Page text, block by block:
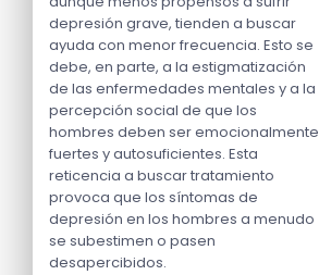
depresión grave, tienden a buscar
ayuda con menor frecuencia. Esto se
debe, en parte, a la estigmatización
de las enfermedades mentales y a la
percepción social de que los
hombres deben ser emocionalmente
fuertes y autosuficientes. Esta
reticencia a buscar tratamiento
provoca que los síntomas de
depresión en los hombres a menudo
se subestimen o pasen
desapercibidos.